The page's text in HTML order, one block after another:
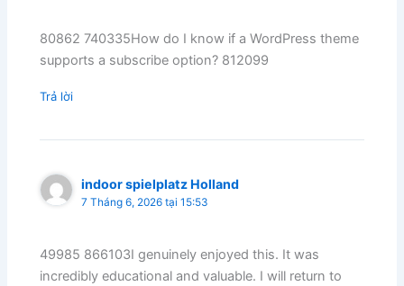
80862 740335How do I know if a WordPress theme
supports a subscribe option? 812099
Trả lời
indoor spielplatz Holland
7 Tháng 6, 2026 tại 15:53
49985 866103I genuinely enjoyed this. It was
incredibly educational and valuable. I will return to